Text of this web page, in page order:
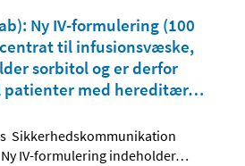
Ny IV-formulering (100
til infusionsvæske,
sorbitol og er derfor
med hereditær…
Sikkerhedskommunikation
IV-formulering indeholder…